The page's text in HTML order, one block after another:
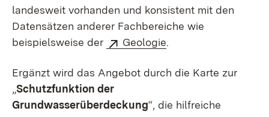
landesweit vorhanden und konsistent mit den
Datensätzen anderer Fachbereiche wie
beispielsweise der
Geologie.
Ergänzt wird das Angebot durch die Karte zur
„Schutzfunktion der
Grundwasserüberdeckung“, die hilfreiche